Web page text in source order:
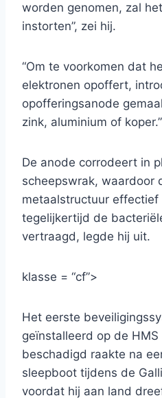
worden genomen, zal
instorten”, zei hij.
“Om te voorkomen dat
elektronen opoffert,
opofferingsanode
zink, aluminium of koper.”
De anode corrodeert in
scheepswrak, waardoor
metaalstructuur
tegelijkertijd de
vertraagd, legde hij uit.
klasse = “cf”>
Het eerste
geïnstalleerd op de
beschadigd raakte na
sleepboot tijdens de
voordat hij aan land